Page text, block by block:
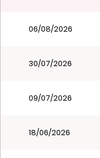
06/08/2026
30/07/2026
09/07/2026
18/06/2026